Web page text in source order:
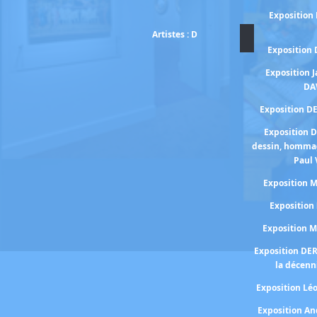
Exposition
Artistes : D
Exposition
Exposition
Exposition
Exposition
dessin,
Paul
Exposition
Exposition
Exposition
Exposition
la
Exposition
Exposition